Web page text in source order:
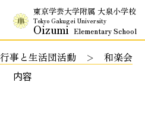
東京学芸大学附属 大泉小学校
Tokyo Gakugei University
Oizumi Elementary School
お問合せ アクセス
行事と生活団活動
和楽会
内容